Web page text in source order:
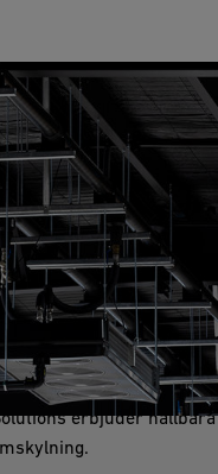
en kontrollerad miljö i
erbjuder hållbara